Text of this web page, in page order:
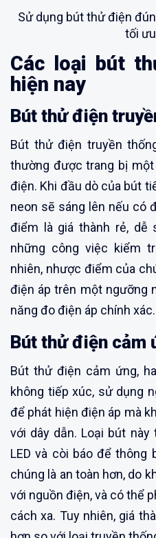
Sử dụng bút thử điện
tối
Các loại bút
hiện nay
Bút thử điện
Bút thử điện truyền
thường được trang bị
điện. Khi đầu dò của bút
neon sẽ sáng lên nếu có
điểm là giá thành rẻ, dễ
những công việc kiểm
nhiên, nhược điểm của
điện áp trên một ngưỡng
năng đo điện áp chính xác.
Bút thử điện cảm
Bút thử điện cảm ứng,
không tiếp xúc, sử dụng
để phát hiện điện áp mà
với dây dẫn. Loại bút
LED và còi báo để thông
chúng là an toàn hơn, do
với nguồn điện, và có thể
cách xa. Tuy nhiên, giá